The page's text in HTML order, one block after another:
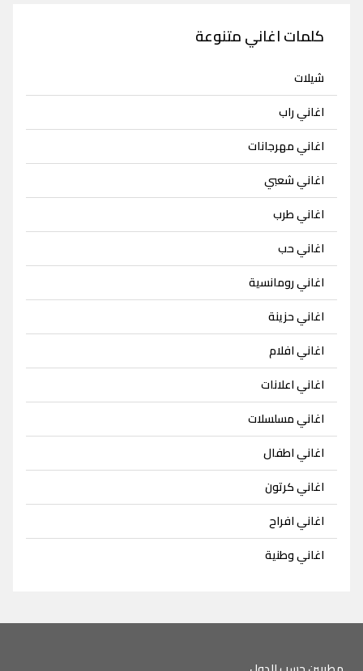
كلمات اغاني متنوعة
شيلات
اغاني راب
اغاني مهرجانات
اغاني شعبي
اغاني طرب
اغاني حب
اغاني رومانسية
اغاني حزينة
اغاني افلام
اغاني اعلانات
اغاني مسلسلات
اغاني اطفال
اغاني كرتون
اغاني افراح
اغاني وطنية